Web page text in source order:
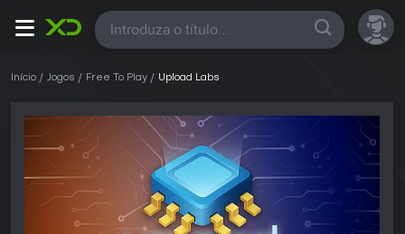
Todas
Início Jogos Free To Play Upload Labs